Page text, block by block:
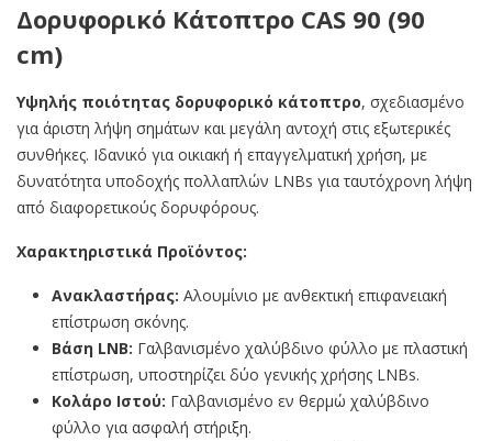
Δορυφορικό Κάτοπτρο CAS 90 (90
cm)
Υψηλής ποιότητας δορυφορικό κάτοπτρο, σχεδιασμένο
για άριστη λήψη σημάτων και μεγάλη αντοχή στις εξωτερικές
συνθήκες. Ιδανικό για οικιακή ή επαγγελματική χρήση, με
δυνατότητα υποδοχής πολλαπλών LNBs για ταυτόχρονη λήψη
από διαφορετικούς δορυφόρους.
Χαρακτηριστικά Προϊόντος:
Ανακλαστήρας: Αλουμίνιο με ανθεκτική επιφανειακή
επίστρωση σκόνης.
Βάση LNB: Γαλβανισμένο χαλύβδινο φύλλο με πλαστική
επίστρωση, υποστηρίζει δύο γενικής χρήσης LNBs.
Κολάρο Ιστού: Γαλβανισμένο εν θερμώ χαλύβδινο
φύλλο για ασφαλή στήριξη.